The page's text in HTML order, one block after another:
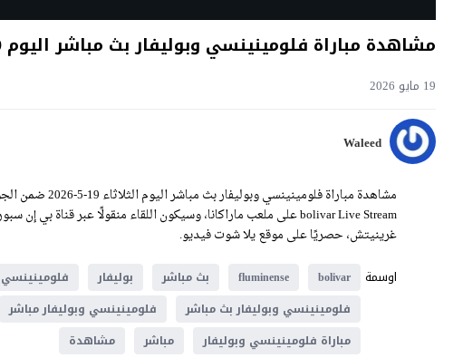
مشاهدة مباراة فلومينينسي وبوليفار بث مباشر اليوم 19-5-2026 قمة ماراكانا
19 مايو 2026
Waleed
غرينيتش، حصريًا على موقع يلا شوت فيديو.
اوسمة
bolivar
fluminense بث مباشر بوليفار فلومينينسي
فلومينينسي وبوليفار بث مباشر
فلومينينسي وبوليفار مباشر
مباراة فلومينينسي وبوليفار
مباشر مشاهدة